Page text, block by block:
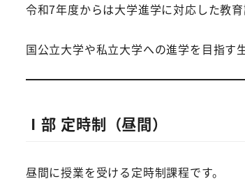
令和7年度からは大学進学に対応した教
国公立大学や私立大学への進学を目指す
Ⅰ部 定時制（昼間）
昼間に授業を受ける定時制課程です。